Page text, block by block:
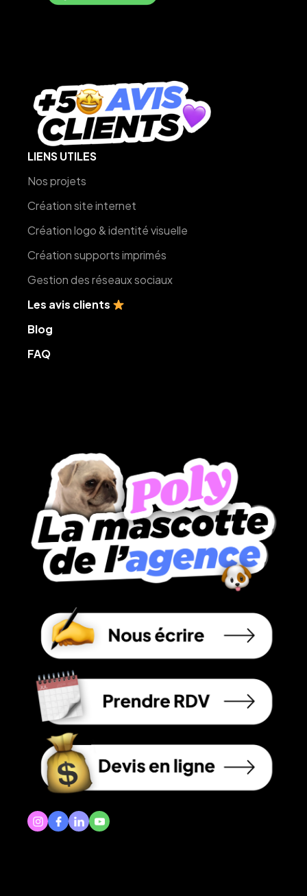
LIENS UTILES
Nos projets
Création site internet
Création logo & identité visuelle
Création supports imprimés
Gestion des réseaux sociaux
Les avis clients
Blog
FAQ